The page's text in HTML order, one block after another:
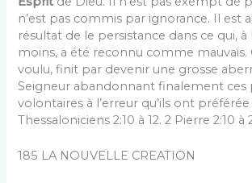
n’est pas commis par ignorance. Il est
résultat de le persistance dans ce qui, à
moins, a été reconnu comme mauvais.
voulu, finit par devenir une grosse
Seigneur abandonnant finalement ces
volontaires à l’erreur qu’ils ont
Thessaloniciens 2:10 à 12. 2 Pierre 2:10 à
185 LA NOUVELLE CREATION